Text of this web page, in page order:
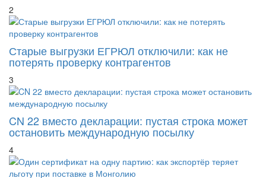
2
Старые выгрузки ЕГРЮЛ отключили: как не
потерять проверку контрагентов
3
CN 22 вместо декларации: пустая строка может
остановить международную посылку
4